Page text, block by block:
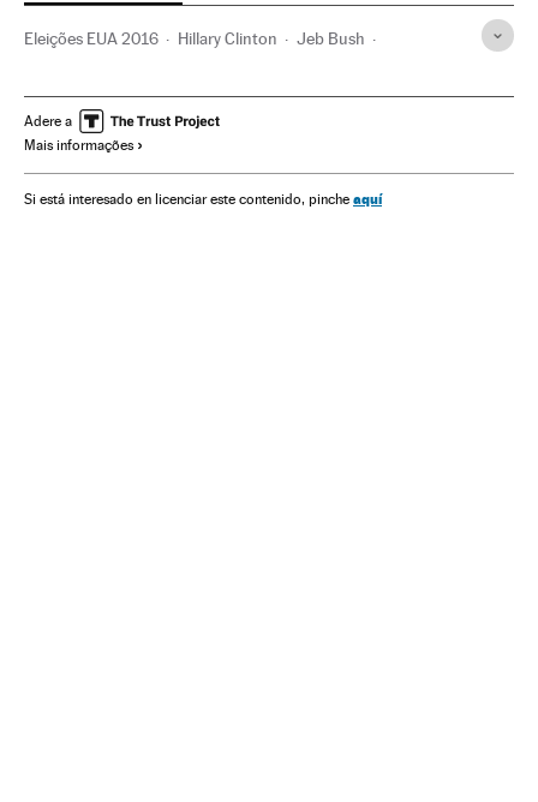
Eleições EUA 2016 Hillary Clinton Jeb Bush
Eleições EUA Eleições presidenciais
Partidos políticos
América do Norte América
Adere a
Mais informações
Si está interesado en licenciar este contenido, pinche aquí